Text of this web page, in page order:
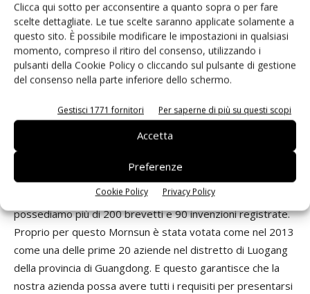
Clicca qui sotto per acconsentire a quanto sopra o per fare
scelte dettagliate. Le tue scelte saranno applicate solamente a
questo sito. È possibile modificare le impostazioni in qualsiasi
momento, compreso il ritiro del consenso, utilizzando i
pulsanti della Cookie Policy o cliccando sul pulsante di gestione
del consenso nella parte inferiore dello schermo.
Gestisci 1771 fornitori Per saperne di più su questi scopi
Accetta
Preferenze
Cookie Policy Privacy Policy
il cliente. Lei parlava di innovazione. Noi abbiamo coniato
uno slogan: “Everyone innovates, innovates everything,
innovates every time, innovates everywhere”. Questa è
l’idea fondamentale che muove l'innovazione in Mornsun.
E tutto ciò, naturalmente può essere attestato dai
riscontri del mercato…
Le faccio un semplice esempio: Mornsun è al momento una
delle aziende che possiede il maggior numero di brevetti
indipendenti nel novero delle aziende cinesi che operano
nel settore dell’industria dell’alimentazione. Al momento
possediamo più di 200 brevetti e 90 invenzioni registrate.
Proprio per questo Mornsun è stata votata come nel 2013
come una delle prime 20 aziende nel distretto di Luogang
della provincia di Guangdong. E questo garantisce che la
nostra azienda possa avere tutti i requisiti per presentarsi